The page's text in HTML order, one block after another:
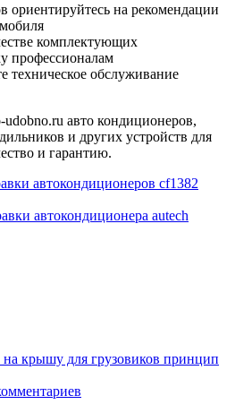
ориентируйтесь на рекомендации
комплектующих
профессионалам
техническое обслуживание
udobno.ru авто кондиционеров,
и других устройств для
и гарантию.
автокондиционеров cf1382
автокондиционера autech
крышу для грузовиков принцип